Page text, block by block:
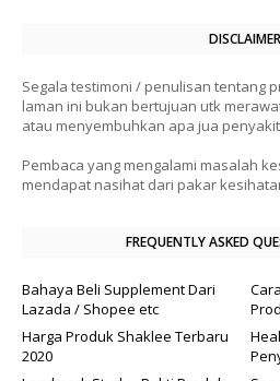
DISCLAIMER
Segala testimoni / penulisan tentang
laman ini bukan bertujuan utk
atau menyembuhkan apa jua penyakit
Pembaca yang mengalami masalah
mendapat nasihat dari pakar
FREQUENTLY ASKED
Bahaya Beli Supplement Dari
Lazada / Shopee etc
Harga Produk Shaklee Terbaru
2020